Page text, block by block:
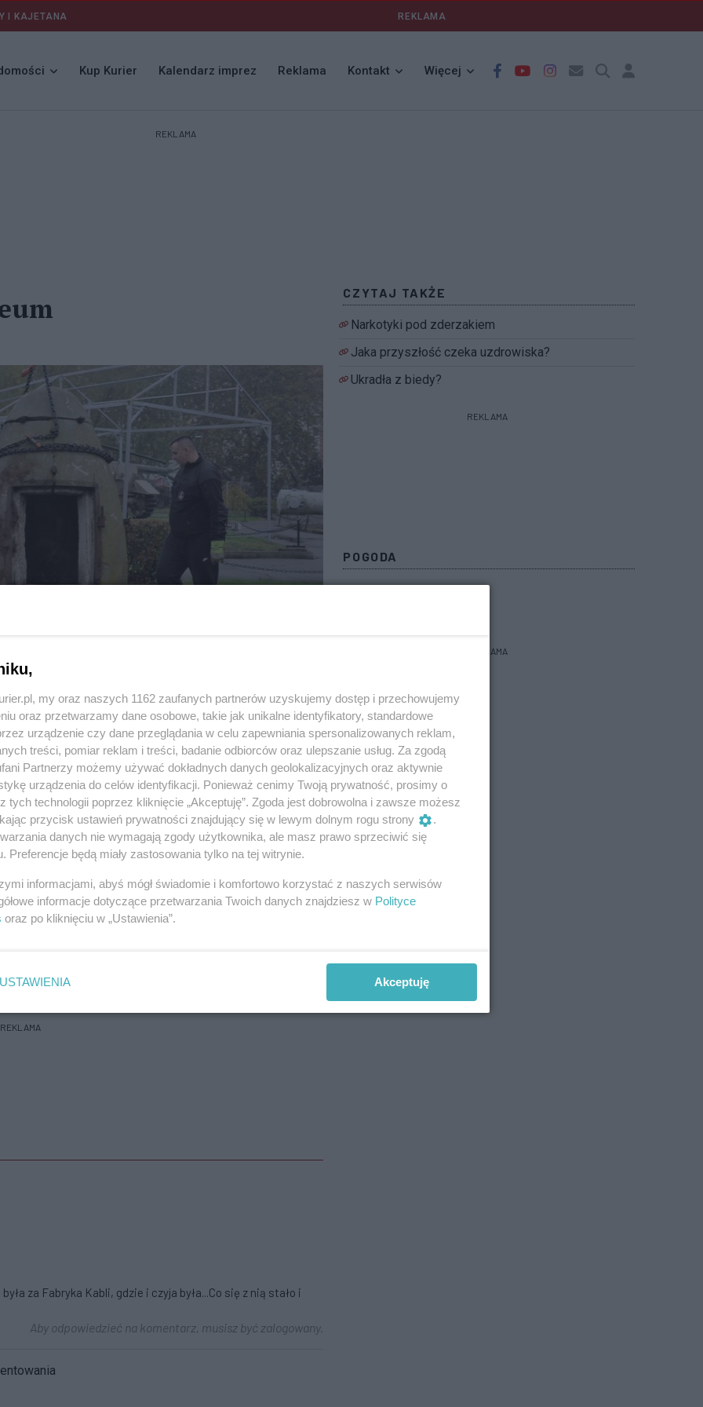
I KAJETANA REKLAMA
Kup Kurier Kalendarz imprez Reklama Kontakt Więcej
REKLAMA
plenerową Muzeum Oręża Polskiego
na terenie szczecińskiej Fabryki Kabli
REKLAMA
placówce. – Schrony te nazywane były
przed odłamkami bomb oraz pociskami.
przypominają dzwony, rozlokowane były
żołnierz mógł prowadzić obserwację. ©℗
REKLAMA
za Fabryka Kabli, gdzie i czyja była...Co się z nią stało i
Aby odpowiedzieć na komentarz, musisz być zalogowany.
CZYTAJ TAKŻE
Narkotyki pod zderzakiem
Jaka przyszłość czeka uzdrowiska?
Ukradła z biedy?
REKLAMA
POGODA
REKLAMA
my oraz naszych 1162 zaufanych partnerów uzyskujemy dostęp i przechowujemy
oraz przetwarzamy dane osobowe, takie jak unikalne identyfikatory, standardowe
urządzenie czy dane przeglądania w celu zapewniania spersonalizowanych reklam,
treści, pomiar reklam i treści, badanie odbiorców oraz ulepszanie usług. Za zgodą
Partnerzy możemy używać dokładnych danych geolokalizacyjnych oraz aktywnie
urządzenia do celów identyfikacji. Ponieważ cenimy Twoją prywatność, prosimy o
tych technologii poprzez kliknięcie „Akceptuję”. Zgoda jest dobrowolna i zawsze możesz
przycisk ustawień prywatności znajdujący się w lewym dolnym rogu strony
.
danych nie wymagają zgody użytkownika, ale masz prawo sprzeciwić się
Preferencje będą miały zastosowania tylko na tej witrynie.
informacjami, abyś mógł świadomie i komfortowo korzystać z naszych serwisów
informacje dotyczące przetwarzania Twoich danych znajdziesz w Polityce
oraz po kliknięciu w „Ustawienia”.
USTAWIENIA Akceptuję